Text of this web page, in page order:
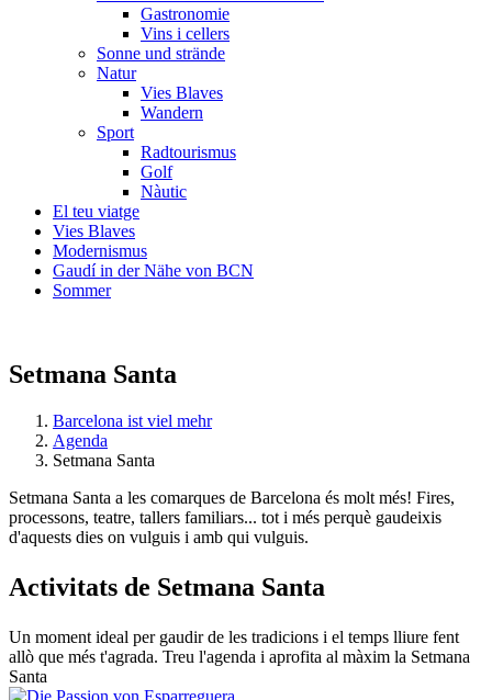
Gastronomie
Vins i cellers
Sonne und strände
Natur
Vies Blaves
Wandern
Sport
Radtourismus
Golf
Nàutic
El teu viatge
Vies Blaves
Modernismus
Gaudí in der Nähe von BCN
Sommer
Setmana Santa
Barcelona ist viel mehr
Agenda
Setmana Santa
Setmana Santa a les comarques de Barcelona és molt més! Fires,
processons, teatre, tallers familiars... tot i més perquè gaudeixis
d'aquests dies on vulguis i amb qui vulguis.
Activitats de Setmana Santa
Un moment ideal per gaudir de les tradicions i el temps lliure fent
allò que més t'agrada. Treu l'agenda i aprofita al màxim la Setmana
Santa